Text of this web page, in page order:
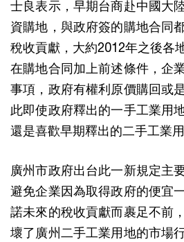
士良表示，早期台商赴中國大
資購地，與政府簽的購地合同
稅收貢獻，大約2012年之後各
在購地合同加上前述條件，企
事項，政府有權利原價購回或
此即使政府釋出的一手工業用
還是喜歡早期釋出的二手工業用
廣州市政府出台此一新規定主
避免企業因為取得政府的便宜
諾未來的稅收貢獻而裹足不前
壞了廣州二手工業用地的市場